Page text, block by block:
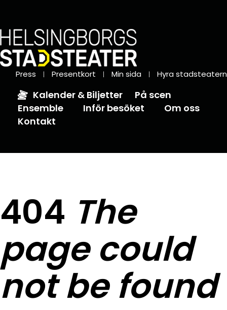
Press Presentkort Min sida Hyra stadsteatern
Kalender & Biljetter
På scen
Ensemble
Inför besöket
Om oss
Kontakt
404 The
page could
not be found